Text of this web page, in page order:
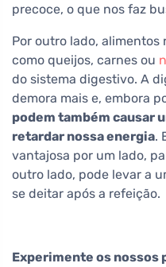
precoce, o que nos faz
Por outro lado, alimentos
como queijos, carnes ou
do sistema digestivo. A
demora mais e, embora
podem também causar
retardar nossa energia.
vantajosa por um lado,
outro lado, pode levar a
se deitar após a refeição.
Experimente os nossos